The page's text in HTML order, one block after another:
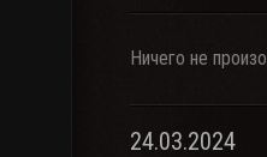
Ничего не
24.03.2024